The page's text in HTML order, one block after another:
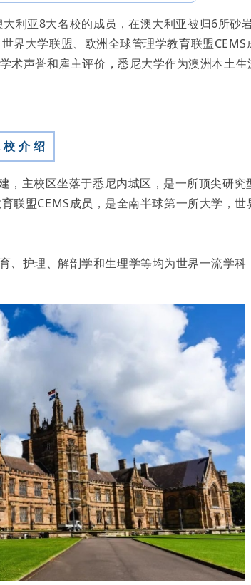
亚8大名校的成员，在澳大利亚被归6所砂
界大学联盟、欧洲全球管理学教育联盟
术声誉和雇主评价，悉尼大学作为澳洲本土生
校 介 绍
，主校区坐落于悉尼内城区，是一所顶尖研究
联盟CEMS成员，是全南半球第一所大学，世
、护理、解剖学和生理学等均为世界一流学科